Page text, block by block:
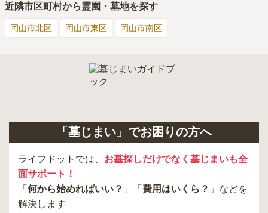
近隣市区町村から霊園・墓地を探す
岡山市北区 岡山市東区 岡山市南区
「墓じまい」でお困りの方へ
ライフドットでは、 お墓探しだけでなく墓じまいも全
面サポート！
「 何から始めればいい？ 」「 費用はいくら？ 」などを
解決します